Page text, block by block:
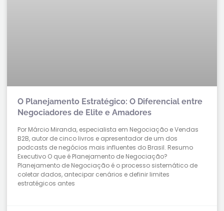
O Planejamento Estratégico: O Diferencial entre
Negociadores de Elite e Amadores
Por Márcio Miranda, especialista em Negociação e Vendas
B2B, autor de cinco livros e apresentador de um dos
podcasts de negócios mais influentes do Brasil. Resumo
Executivo O que é Planejamento de Negociação?
Planejamento de Negociação é o processo sistemático de
coletar dados, antecipar cenários e definir limites
estratégicos antes